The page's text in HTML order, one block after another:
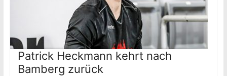
Patrick Heckmann kehrt nach
Bamberg zurück